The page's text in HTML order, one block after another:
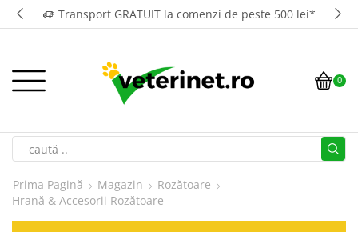
Transport GRATUIT la comenzi de peste 500 lei*
0
Prima Pagină Magazin
Rozătoare
Hrană & Accesorii Rozătoare